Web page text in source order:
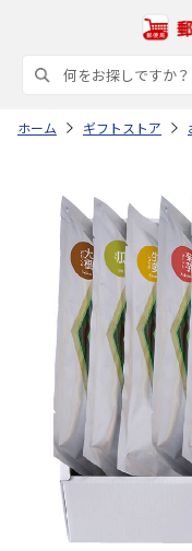
ホーム ギフトストア